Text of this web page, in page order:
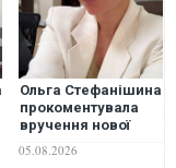
Ольга Стефанішина
прокоментувала
вручення нової
05.08.2026